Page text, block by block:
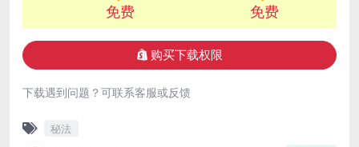
免费 免费
购买下载权限
下载遇到问题？可联系客服或反馈
秘法